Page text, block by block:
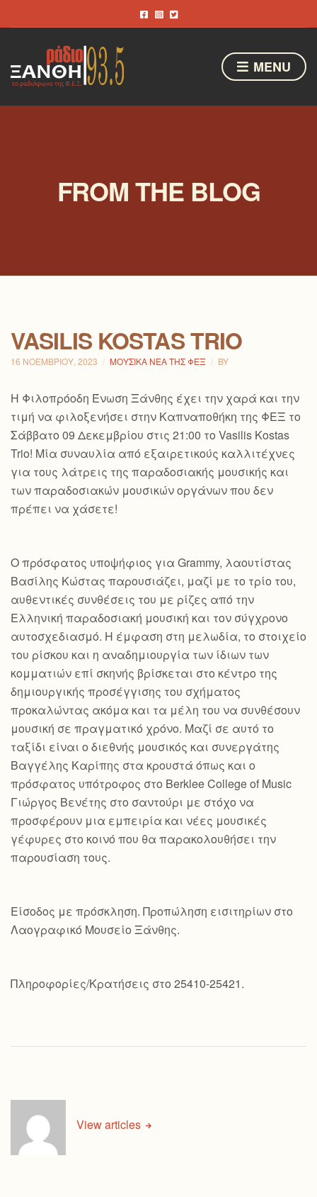
MENU
FROM THE BLOG
VASILIS KOSTAS TRIO
16 ΝΟΕΜΒΡΊΟΥ, 2023 ΜΟΥΣΙΚΆ ΝΈΑ ΤΗΣ ΦΕΞ BY
H Φιλοπρόοδη Ένωση Ξάνθης έχει την χαρά και την
τιμή να φιλοξενήσει στην Καπναποθήκη της ΦΕΞ το
Σάββατο 09 Δεκεμβρίου στις 21:00 το Vasilis Kostas
Trio! Μία συναυλία από εξαιρετικούς καλλιτέχνες
για τους λάτρεις της παραδοσιακής μουσικής και
των παραδοσιακών μουσικών οργάνων που δεν
πρέπει να χάσετε!
Ο πρόσφατος υποψήφιος για Grammy, λαουτίστας
Βασίλης Κώστας παρουσιάζει, μαζί με το τρίο του,
αυθεντικές συνθέσεις του με ρίζες από την
Ελληνική παραδοσιακή μουσική και τον σύγχρονο
αυτοσχεδιασμό. Η έμφαση στη μελωδία, το στοιχείο
του ρίσκου και η αναδημιουργία των ίδιων των
κομματιών επί σκηνής βρίσκεται στο κέντρο της
δημιουργικής προσέγγισης του σχήματος
προκαλώντας ακόμα και τα μέλη του να συνθέσουν
μουσική σε πραγματικό χρόνο. Μαζί σε αυτό το
ταξίδι είναι ο διεθνής μουσικός και συνεργάτης
Βαγγέλης Καρίπης στα κρουστά όπως και ο
πρόσφατος υπότροφος στο Berklee College of Music
Γιώργος Βενέτης στο σαντούρι με στόχο να
προσφέρουν μια εμπειρία και νέες μουσικές
γέφυρες στο κοινό που θα παρακολουθήσει την
παρουσίαση τους.
Είσοδος με πρόσκληση. Προπώληση εισιτηρίων στο
Λαογραφικό Μουσείο Ξάνθης.
Πληροφορίες/Κρατήσεις στο 25410-25421.
View articles